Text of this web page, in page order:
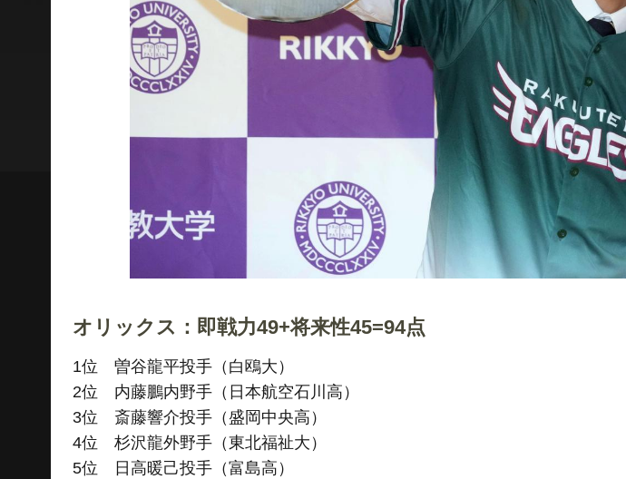
オリックス：即戦力49+将来性45=94点
1位 曽谷龍平投手（白鴎大）
2位 内藤鵬内野手（日本航空石川高）
3位 斎藤響介投手（盛岡中央高）
4位 杉沢龍外野手（東北福祉大）
5位 日高暖己投手（富島高）